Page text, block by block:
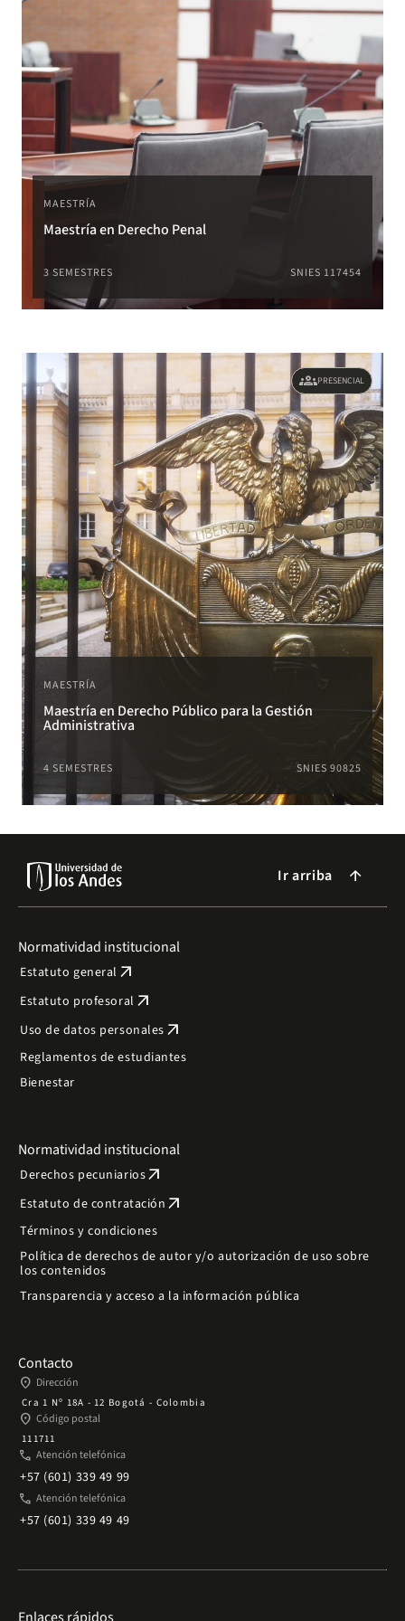
MAESTRÍA
Maestría en Derecho Penal
3 SEMESTRES SNIES 117454
groupsPRESENCIAL
MAESTRÍA
Maestría en Derecho Público para la Gestión
Administrativa
4 SEMESTRES SNIES 90825
Ir arriba arrow_forward
Normatividad institucional
Estatuto general arrow_outward
Estatuto profesoral arrow_outward
Uso de datos personales arrow_outward
Reglamentos de estudiantes
Bienestar
Normatividad institucional
Derechos pecuniariosarrow_outward
Estatuto de contratación arrow_outward
Términos y condiciones
Política de derechos de autor y/o autorización de uso sobre
los contenidos
Transparencia y acceso a la información pública
Contacto
place Dirección
Cra 1 Nº 18A - 12 Bogotá - Colombia
place Código postal
111711
phone Atención telefónica
+57 (601) 339 49 99
phone Atención telefónica
+57 (601) 339 49 49